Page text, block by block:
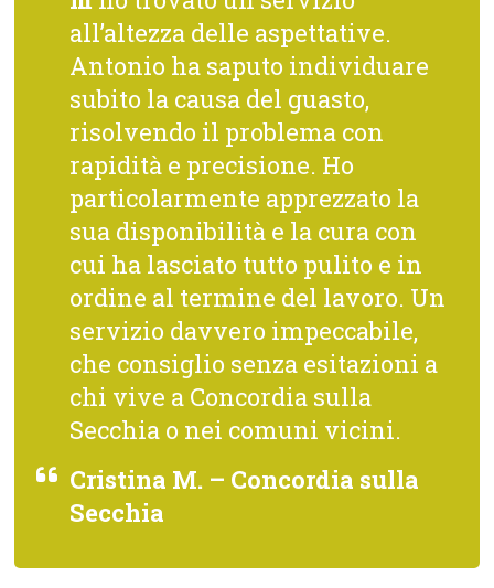
all’altezza delle aspettative.
Antonio ha saputo individuare
subito la causa del guasto,
risolvendo il problema con
rapidità e precisione. Ho
particolarmente apprezzato la
sua disponibilità e la cura con
cui ha lasciato tutto pulito e in
ordine al termine del lavoro. Un
servizio davvero impeccabile,
che consiglio senza esitazioni a
chi vive a Concordia sulla
Secchia o nei comuni vicini.
Cristina M. – Concordia sulla
Secchia